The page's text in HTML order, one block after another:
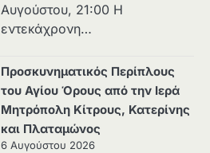
Αυγούστου, 21:00 Η
εντεκάχρονη…
Προσκυνηματικός Περίπλους
του Αγίου Όρους από την Ιερά
Μητρόπολη Κίτρους, Κατερίνης
και Πλαταμώνος
6 Αυγούστου 2026